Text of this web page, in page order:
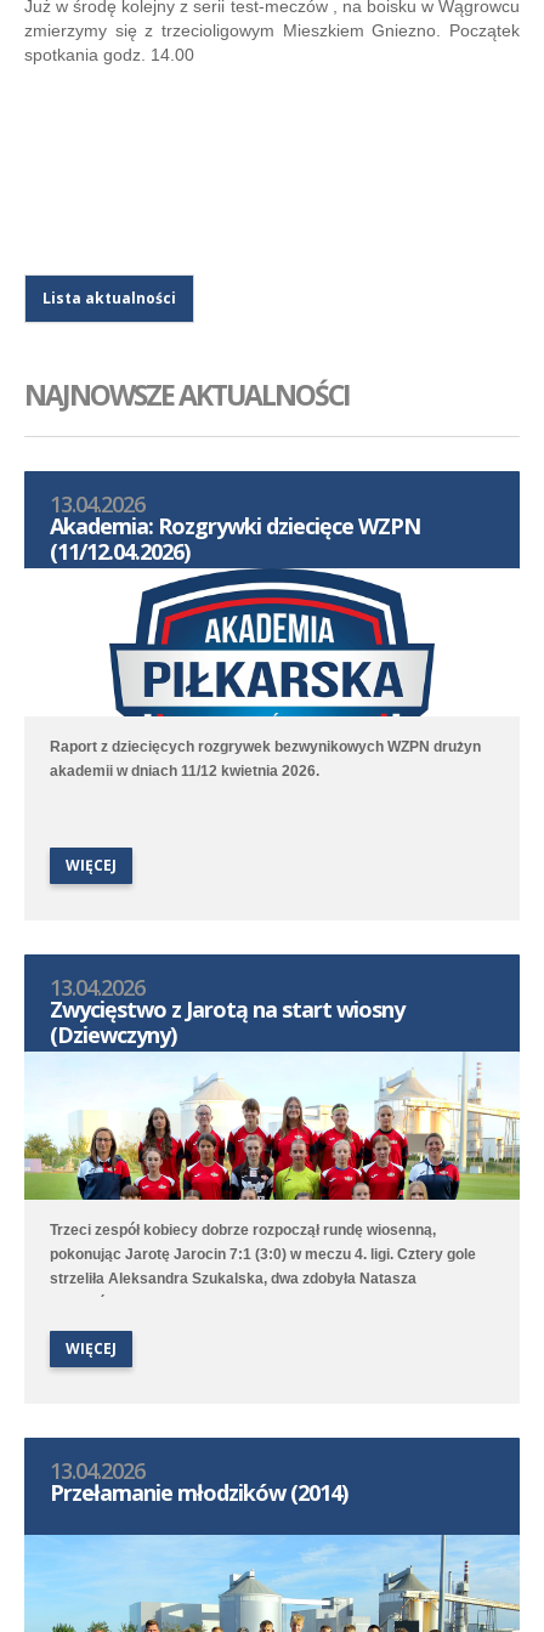
Już w środę kolejny z serii test-meczów , na boisku w Wągrowcu
zmierzymy się z trzecioligowym Mieszkiem Gniezno. Początek
spotkania godz. 14.00
Lista aktualności
NAJNOWSZE AKTUALNOŚCI
13.04.2026
Akademia: Rozgrywki dziecięce WZPN
(11/12.04.2026)
Raport z dziecięcych rozgrywek bezwynikowych WZPN drużyn
akademii w dniach 11/12 kwietnia 2026.
WIĘCEJ
13.04.2026
Zwycięstwo z Jarotą na start wiosny
(Dziewczyny)
Trzeci zespół kobiecy dobrze rozpoczął rundę wiosenną,
pokonując Jarotę Jarocin 7:1 (3:0) w meczu 4. ligi. Cztery gole
strzeliła Aleksandra Szukalska, dwa zdobyła Natasza
Szymańska, a wynik ustaliła Alicja Doros. Trampkarki przegrały
2:6 z Avią II Kamionki.
WIĘCEJ
13.04.2026
Przełamanie młodzików (2014)